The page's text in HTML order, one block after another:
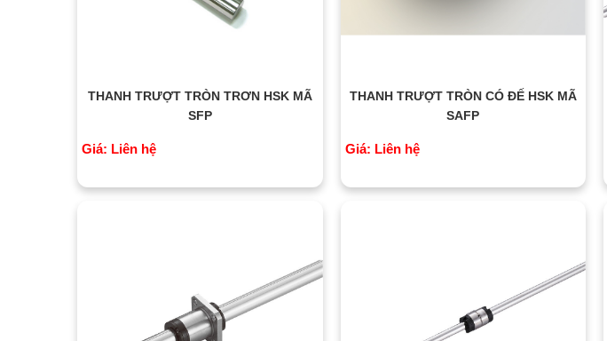
THANH TRƯỢT TRÒN TRƠN HSK MÃ
SFP
Giá: Liên hệ
THANH TRƯỢT TRÒN CÓ ĐẾ HSK MÃ
SAFP
Giá: Liên hệ